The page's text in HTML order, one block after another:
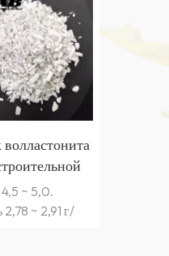
4,5 ~ 5,0.
2,78 ~ 2,91 г/